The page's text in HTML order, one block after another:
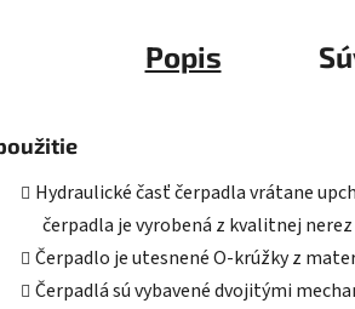
Popis
Hydraulické časť čerpadla vrátane
čerpadla je vyrobená z kvalitnej nerez
Čerpadlo je utesnené O-krúžky z
Čerpadlá sú vybavené dvojitými